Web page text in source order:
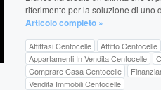
riferimento per la soluzione di uno
Articolo completo »
Affittasi Centocelle Affitto Centocelle
Appartamenti In Vendita Centocelle
Comprare Casa Centocelle
Vendita Immobili Centocelle